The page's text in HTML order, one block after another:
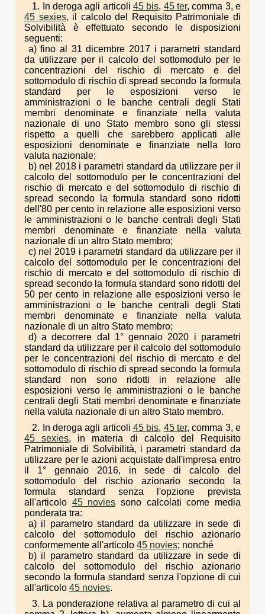
1. In deroga agli articoli 45 bis, 45 ter, comma 3, e
45 sexies, il calcolo del Requisito Patrimoniale di
Solvibilità è effettuato secondo le disposizioni
seguenti:
a) fino al 31 dicembre 2017 i parametri standard
da utilizzare per il calcolo del sottomodulo per le
concentrazioni del rischio di mercato e del
sottomodulo di rischio di spread secondo la formula
standard per le esposizioni verso le
amministrazioni o le banche centrali degli Stati
membri denominate e finanziate nella valuta
nazionale di uno Stato membro sono gli stessi
rispetto a quelli che sarebbero applicati alle
esposizioni denominate e finanziate nella loro
valuta nazionale;
b) nel 2018 i parametri standard da utilizzare per il
calcolo del sottomodulo per le concentrazioni del
rischio di mercato e del sottomodulo di rischio di
spread secondo la formula standard sono ridotti
dell'80 per cento in relazione alle esposizioni verso
le amministrazioni o le banche centrali degli Stati
membri denominate e finanziate nella valuta
nazionale di un altro Stato membro;
c) nel 2019 i parametri standard da utilizzare per il
calcolo del sottomodulo per le concentrazioni del
rischio di mercato e del sottomodulo di rischio di
spread secondo la formula standard sono ridotti del
50 per cento in relazione alle esposizioni verso le
amministrazioni o le banche centrali degli Stati
membri denominate e finanziate nella valuta
nazionale di un altro Stato membro;
d) a decorrere dal 1° gennaio 2020 i parametri
standard da utilizzare per il calcolo del sottomodulo
per le concentrazioni del rischio di mercato e del
sottomodulo di rischio di spread secondo la formula
standard non sono ridotti in relazione alle
esposizioni verso le amministrazioni o le banche
centrali degli Stati membri denominate e finanziate
nella valuta nazionale di un altro Stato membro.
2. In deroga agli articoli 45 bis, 45 ter, comma 3, e
45 sexies, in materia di calcolo del Requisito
Patrimoniale di Solvibilità, i parametri standard da
utilizzare per le azioni acquistate dall'impresa entro
il 1° gennaio 2016, in sede di calcolo del
sottomodulo del rischio azionario secondo la
formula standard senza l'opzione prevista
all'articolo 45 novies sono calcolati come media
ponderata tra:
a) il parametro standard da utilizzare in sede di
calcolo del sottomodulo del rischio azionario
conformemente all'articolo 45 novies; nonché
b) il parametro standard da utilizzare in sede di
calcolo del sottomodulo del rischio azionario
secondo la formula standard senza l'opzione di cui
all'articolo 45 novies.
3. La ponderazione relativa al parametro di cui al